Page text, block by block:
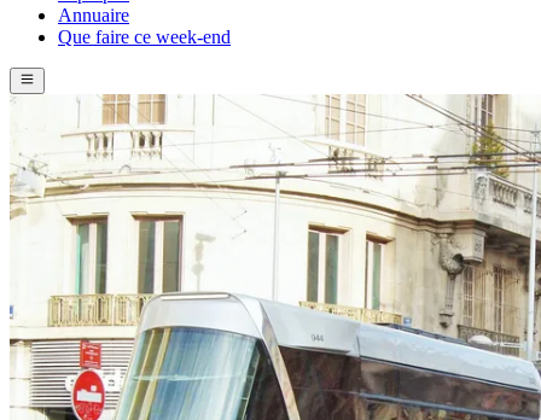
Annuaire
Que faire ce week-end